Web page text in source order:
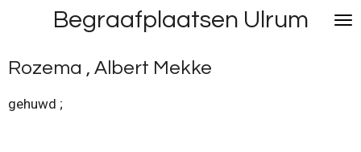
naar
de
hoofdinhoud
Begraafplaatsen Ulrum
Rozema , Albert Mekke
gehuwd ;